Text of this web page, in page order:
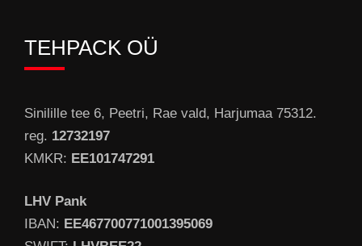
TEHPACK OÜ
Sinilille tee 6, Peetri, Rae vald, Harjumaa 75312.
reg. 12732197
KMKR: EE101747291
LHV Pank
IBAN: EE467700771001395069